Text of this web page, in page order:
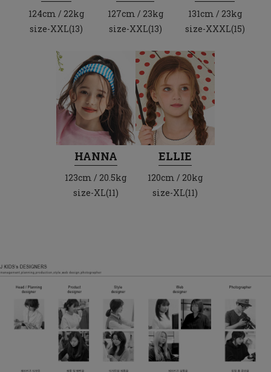
124cm / 22kg
size-XXL(13)
127cm / 23kg
size-XXL(13)
131cm / 23kg
size-XXXL(15)
HANNA
123cm / 20.5kg
size-XL(11)
ELLIE
120cm / 20kg
size-XL(11)